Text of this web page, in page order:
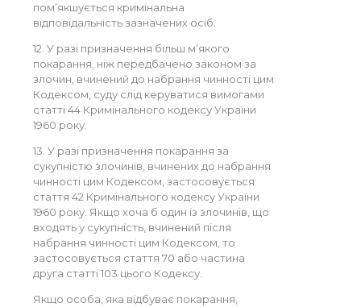
пом’якшується кримінальна
відповідальність зазначених осіб.
12. У разі призначення більш м’якого
покарання, ніж передбачено законом за
злочин, вчинений до набрання чинності цим
Кодексом, суду слід керуватися вимогами
статті 44 Кримінального кодексу України
1960 року.
13. У разі призначення покарання за
сукупністю злочинів, вчинених до набрання
чинності цим Кодексом, застосовується
стаття 42 Кримінального кодексу України
1960 року. Якщо хоча б один із злочинів, що
входять у сукупність, вчинений після
набрання чинності цим Кодексом, то
застосовується стаття 70 або частина
друга статті 103 цього Кодексу.
Якщо особа, яка відбуває покарання,